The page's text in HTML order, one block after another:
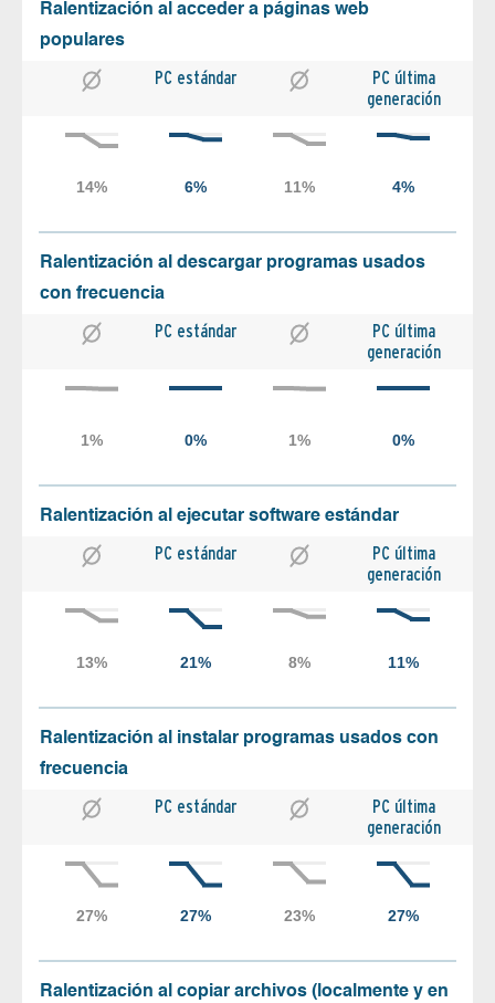
Ralentización al acceder a páginas web
populares
PC estándar
PC última
generación
Ralentización al descargar programas usados
con frecuencia
PC estándar
PC última
generación
Ralentización al ejecutar software estándar
PC estándar
PC última
generación
Ralentización al instalar programas usados con
frecuencia
PC estándar
PC última
generación
Ralentización al copiar archivos (localmente y en